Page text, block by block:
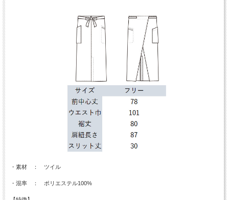
・素材 ： ツイル
・混率 ： ポリエステル100%